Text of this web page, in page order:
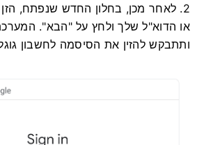
2. לאחר מכן, בחלון החדש שנפתח,
או הדוא"ל שלך ולחץ על "הבא".
ותתבקש להזין את הסיסמה לחשבון